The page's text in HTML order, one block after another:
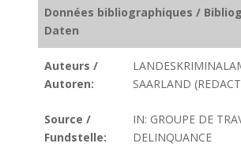
Données bibliographiques /
Daten
Auteurs /
Autoren:
SAARLAND
Source /
Fundstelle:
IN: GROUPE DE
DELINQUANCE